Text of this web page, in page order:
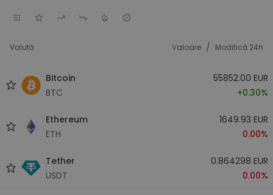
Valută Valoare / Modifică 24h
Bitcoin
BTC
55852.00 EUR
+0.30%
Ethereum
ETH
1649.93 EUR
0.00%
Tether
USDT
0.864298 EUR
0.00%